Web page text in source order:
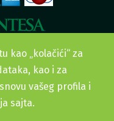
kao „kolačići“ za
kao i za
vašeg profila i
sajta.